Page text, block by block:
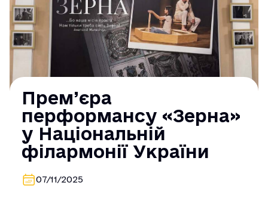
Прем’єра
перформансу «Зерна»
у Національній
філармонії України
07/11/2025